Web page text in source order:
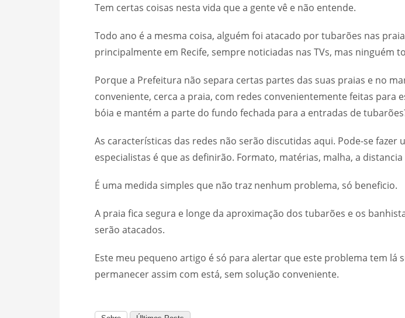
Tem certas coisas nesta vida que a gente vê e não entende.
Todo ano é a mesma coisa, alguém foi atacado por tubarões nas
principalmente em Recife, sempre noticiadas nas TVs, mas ninguém
Porque a Prefeitura não separa certas partes das suas praias e no
conveniente, cerca a praia, com redes convenientemente feitas para
bóia e mantém a parte do fundo fechada para a entradas de
As características das redes não serão discutidas aqui. Pode-se fazer
especialistas é que as definirão. Formato, matérias, malha, a
É uma medida simples que não traz nenhum problema, só beneficio.
A praia fica segura e longe da aproximação dos tubarões e os
serão atacados.
Este meu pequeno artigo é só para alertar que este problema tem lá
permanecer assim com está, sem solução conveniente.